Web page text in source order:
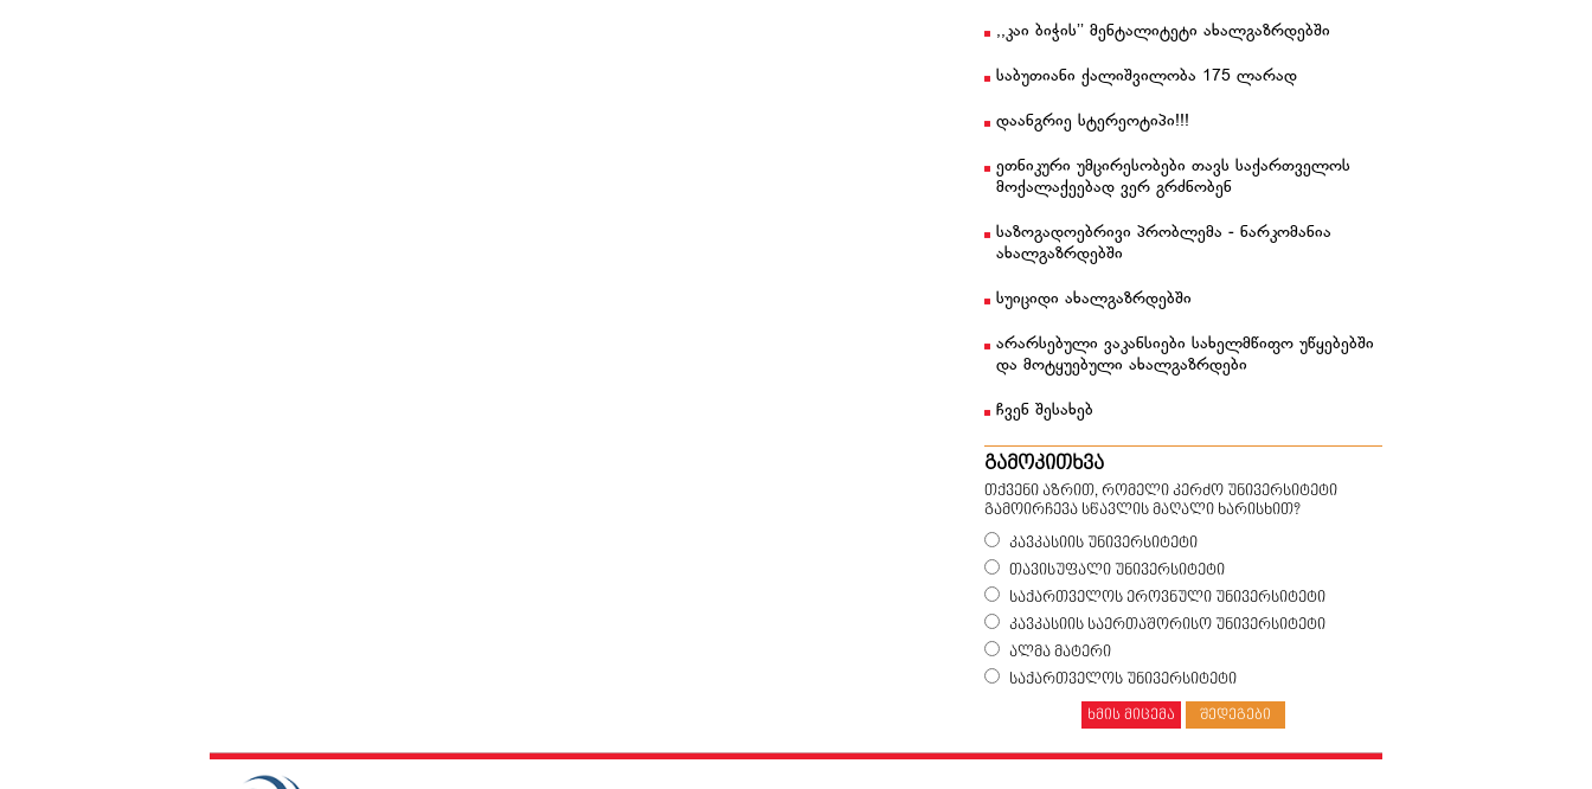
,,კაი ბიჭის’’ მენტალიტეტი ახალგაზრდებში
საბუთიანი ქალიშვილობა 175 ლარად
დაანგრიე სტერეოტიპი!!!
ეთნიკური უმცირესობები თავს საქართველოს
მოქალაქეებად ვერ გრძნობენ
საზოგადოებრივი პრობლემა - ნარკომანია
ახალგაზრდებში
სუიციდი ახალგაზრდებში
არარსებული ვაკანსიები სახელმწიფო უწყებებში
და მოტყუებული ახალგაზრდები
ჩვენ შესახებ
გამოკითხვა
თქვენი აზრით, რომელი კერძო უნივერსიტეტი
გამოირჩევა სწავლის მაღალი ხარისხით?
კავკასიის უნივერსიტეტი
თავისუფალი უნივერსიტეტი
საქართველოს ეროვნული უნივერსიტეტი
კავკასიის საერთაშორისო უნივერსიტეტი
ალმა მატერი
საქართველოს უნივერსიტეტი